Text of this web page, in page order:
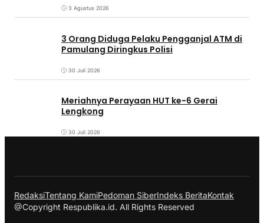
3 Agustus 2026
3 Orang Diduga Pelaku Pengganjal ATM di
Pamulang Diringkus Polisi
30 Juli 2026
Meriahnya Perayaan HUT ke-6 Gerai
Lengkong
30 Juli 2026
RedaksiTentang KamiPedoman SiberIndeks BeritaKontak
@Copyright Respublika.id. All Rights Reserved